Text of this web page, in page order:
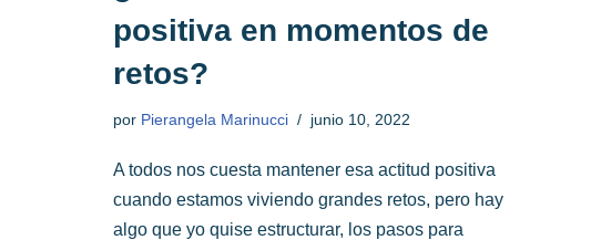
positiva en momentos de
retos?
por Pierangela Marinucci junio 10, 2022
A todos nos cuesta mantener esa actitud positiva
cuando estamos viviendo grandes retos, pero hay
algo que yo quise estructurar, los pasos para